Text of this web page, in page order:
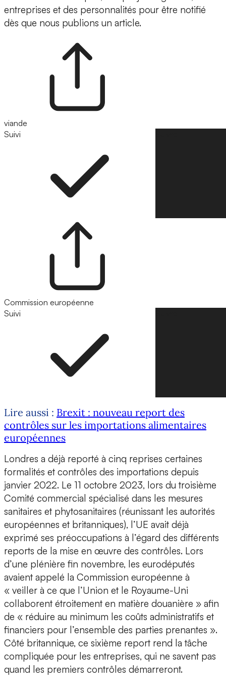
entreprises et des personnalités pour être notifié
dès que nous publions un article.
viande
Suivi
Commission européenne
Suivi
Lire aussi : Brexit : nouveau report des
contrôles sur les importations alimentaires
européennes
Londres a déjà reporté à cinq reprises certaines
formalités et contrôles des importations depuis
janvier 2022. Le 11 octobre 2023, lors du troisième
Comité commercial spécialisé dans les mesures
sanitaires et phytosanitaires (réunissant les autorités
européennes et britanniques), l’UE avait déjà
exprimé ses préoccupations à l’égard des différents
reports de la mise en œuvre des contrôles. Lors
d’une plénière fin novembre, les eurodéputés
avaient appelé la Commission européenne à
« veiller à ce que l’Union et le Royaume-Uni
collaborent étroitement en matière douanière » afin
de « réduire au minimum les coûts administratifs et
financiers pour l’ensemble des parties prenantes ».
Côté britannique, ce sixième report rend la tâche
compliquée pour les entreprises, qui ne savent pas
quand les premiers contrôles démarreront.